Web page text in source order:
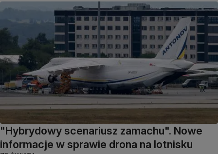
"Hybrydowy scenariusz zamachu". Nowe
informacje w sprawie drona na lotnisku